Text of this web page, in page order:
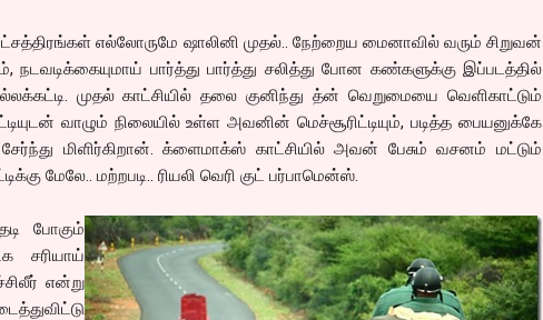
எல்லோருமே ஷாலினி முதல்.. நேற்றைய மைனாவில் வரும் சிறுவன்
நடவடிக்கையுமாய் பார்த்து பார்த்து சலித்து போன கண்களுக்கு இப்படத்தில்
முதல் காட்சியில் தலை குனிந்து த்ன் வெறுமையை வெளிகாட்டும்
வாழும் நிலையில் உள்ள அவனின் மெச்சூரிட்டியும், படித்த பையனுக்கே
சேர்ந்து மிளிர்கிறான். க்ளைமாக்ஸ் காட்சியில் அவன் பேசும் வசனம் மட்டும்
மேலே.. மற்றபடி.. ரியலி வெரி குட் பர்பாமென்ஸ்.
போகும்
சரியாய்
என்று